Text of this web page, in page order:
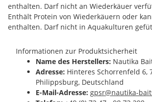
enthalten. Darf nicht an Wiederkäuer
Enthält Protein von Wiederkäuern oder
enthalten. Darf nicht in Aquakulturen
Informationen zur Produktsicherheit
Name des Herstellers: Nautika
Adresse: Hinteres Schorrenfeld 6,
Philippsburg, Deutschland
E-Mail-Adresse: gpsr@nautika-